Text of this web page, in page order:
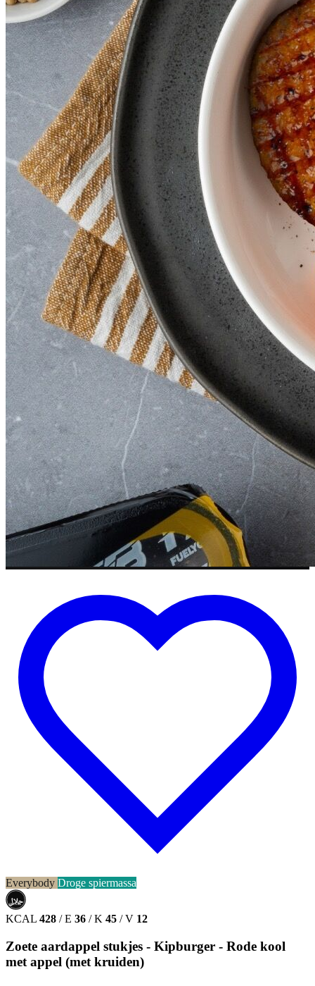
Everybody Droge spiermassa
حلال
HALAL
KCAL 428 / E 36 / K 45 / V 12
Zoete aardappel stukjes - Kipburger - Rode kool
met appel (met kruiden)